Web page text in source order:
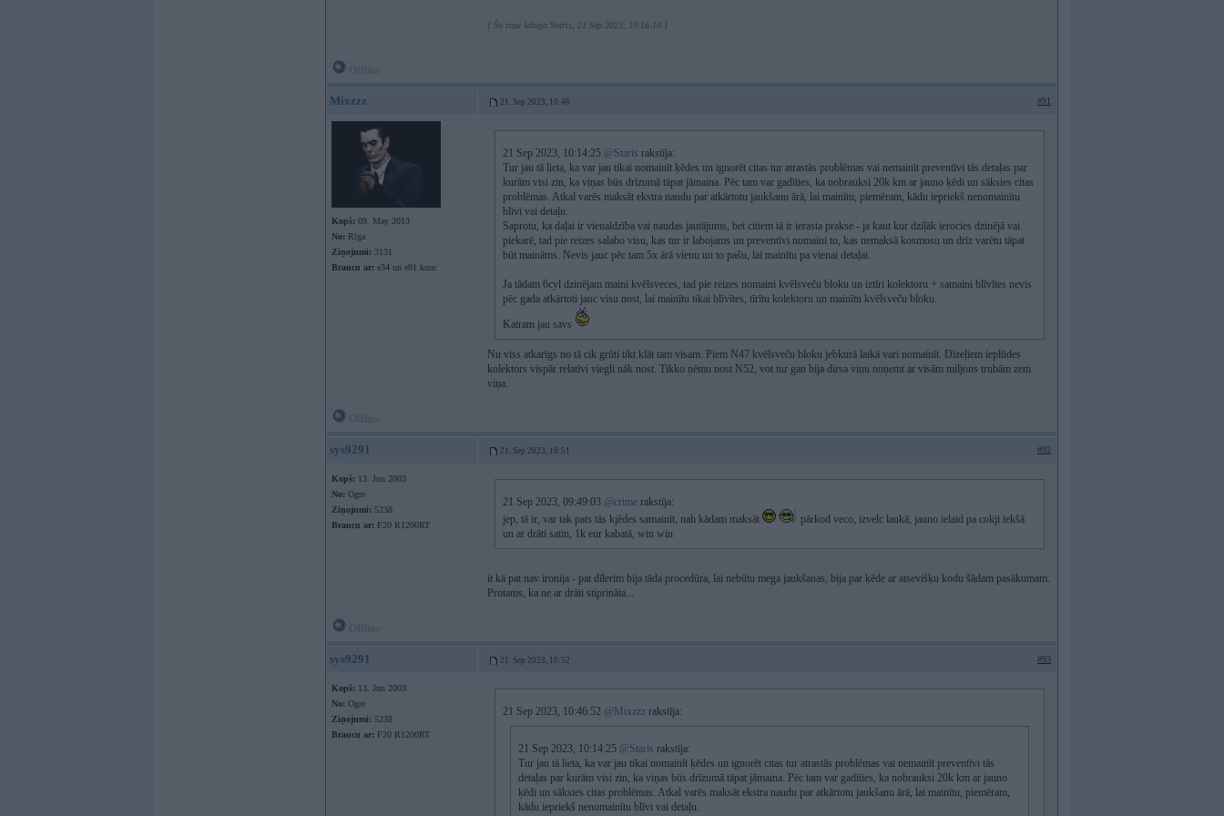
[ Šo ziņu laboja Staris, 21 Sep 2023, 10:16:10 ]
Mixzzz 21. Sep 2023, 10:46 #91
Kopš: 09. May 2013
No: Rīga
Ziņojumi: 3131
Braucu ar: e34 un e91 kuuc
21 Sep 2023, 10:14:25 @Staris rakstīja:
Tur jau tā lieta, ka var jau tikai nomainīt ķēdes un ignorēt citas tur atrastās problēmas vai nemainīt preventīvi tās detaļas par
kurām visi zin, ka viņas būs drīzumā tāpat jāmaina. Pēc tam var gadīties, ka nobrauksi 20k km ar jauno ķēdi un sāksies citas
problēmas. Atkal varēs maksāt ekstra naudu par atkārtotu jaukšanu ārā, lai mainītu, piemēram, kādu iepriekš nenomainītu
blīvi vai detaļu.
Saprotu, ka daļai ir vienaldzība vai naudas jautājums, bet citiem tā ir ierasta prakse - ja kaut kur dziļāk ierocies dzinējā vai
piekarē, tad pie reizes salabo visu, kas tur ir labojams un preventīvi nomaini to, kas nemaksā kosmosu un drīz varētu tāpat
būt maināms. Nevis jauc pēc tam 5x ārā vienu un to pašu, lai mainītu pa vienai detaļai.
Ja tādam 6cyl dzinējam maini kvēlsveces, tad pie reizes nomaini kvēlsveču bloku un iztīri kolektoru + samaini blīvītes nevis
pēc gada atkārtoti jauc visu nost, lai mainītu tikai blīvītes, tīrītu kolektoru un mainītu kvēlsveču bloku.
Katram jau savs
Nu viss atkarīgs no tā cik grūti tikt klāt tam visam. Piem N47 kvēlsveču bloku jebkurā laikā vari nomainīt. Dīzeļiem ieplūdes
kolektors vispār relatīvi viegli nāk nost. Tikko ņēmu nost N52, vot tur gan bija dirsa viņu noņemt ar visām miljons trubām zem
viņa.
sys9291 21. Sep 2023, 10:51 #92
Kopš: 13. Jun 2003
No: Ogre
Ziņojumi: 5238
Braucu ar: F20 R1200RT
21 Sep 2023, 09:49:03 @crime rakstīja:
jep, tā ir, var tak pats tās kjēdes samainīt, nah kādam maksāt
pārkod veco, izvelc laukā, jauno ielaid pa cokji iekšā
un ar drāti satin, 1k eur kabatā, win win
it kā pat nav ironija - pat dīlerim bija tāda procedūra, lai nebūtu mega jaukšanas, bija par ķēde ar atsevišķu kodu šādam pasākumam.
Protams, ka ne ar drāti stiprināta...
sys9291 21. Sep 2023, 10:52 #93
Kopš: 13. Jun 2003
No: Ogre
Ziņojumi: 5238
Braucu ar: F20 R1200RT
21 Sep 2023, 10:46:52 @Mixzzz rakstīja:
21 Sep 2023, 10:14:25 @Staris rakstīja:
Tur jau tā lieta, ka var jau tikai nomainīt ķēdes un ignorēt citas tur atrastās problēmas vai nemainīt preventīvi tās
detaļas par kurām visi zin, ka viņas būs drīzumā tāpat jāmaina. Pēc tam var gadīties, ka nobrauksi 20k km ar jauno
ķēdi un sāksies citas problēmas. Atkal varēs maksāt ekstra naudu par atkārtotu jaukšanu ārā, lai mainītu, piemēram,
kādu iepriekš nenomainītu blīvi vai detaļu.